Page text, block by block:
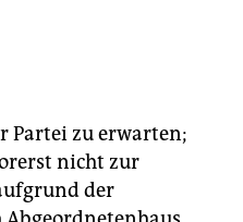
Friedrichshain-
der dritte Platz auf der
Exbundesministerin
12 Prozent
Partei zu erwarten;
nicht zur
der